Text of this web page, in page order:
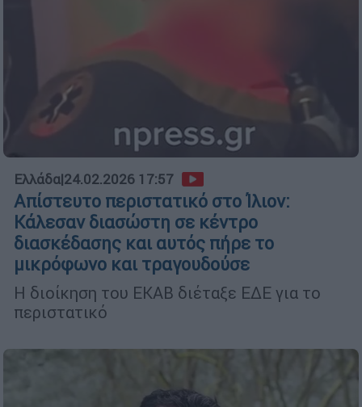
Ελλάδα|24.02.2026 17:57
Απίστευτο περιστατικό στο Ίλιον:
Κάλεσαν διασώστη σε κέντρο
διασκέδασης και αυτός πήρε το
μικρόφωνο και τραγουδούσε
Η διοίκηση του ΕΚΑΒ διέταξε ΕΔΕ για το
περιστατικό